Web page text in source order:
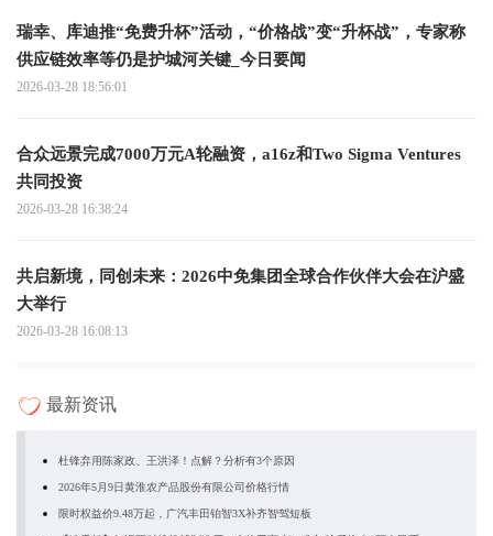
瑞幸、库迪推“免费升杯”活动，“价格战”变“升杯战”，专家称
供应链效率等仍是护城河关键_今日要闻
2026-03-28 18:56:01
合众远景完成7000万元A轮融资，a16z和Two Sigma Ventures
共同投资
2026-03-28 16:38:24
共启新境，同创未来：2026中免集团全球合作伙伴大会在沪盛
大举行
2026-03-28 16:08:13
最新资讯
杜锋弃用陈家政、王洪泽！点解？分析有3个原因
2026年5月9日黄淮农产品股份有限公司价格行情
限时权益价9.48万起，广汽丰田铂智3X补齐智驾短板